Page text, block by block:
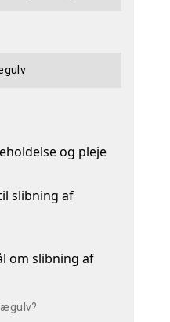
og pleje
slibning af
om slibning af